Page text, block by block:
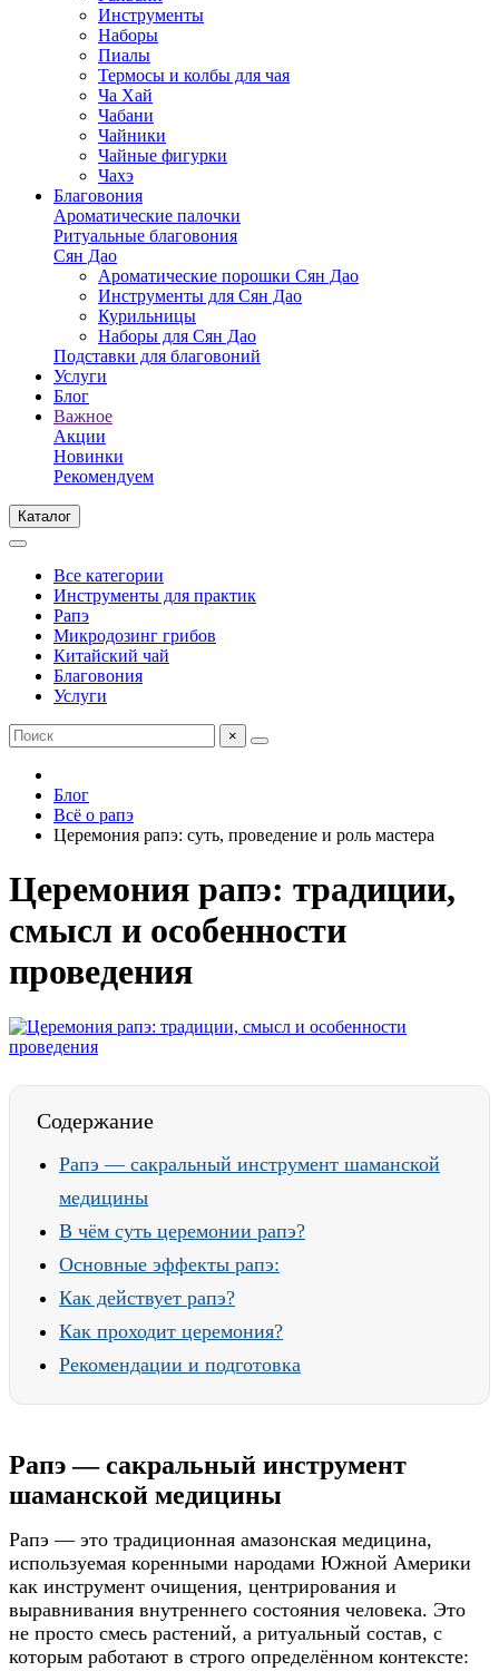
Инструменты
Наборы
Пиалы
Термосы и колбы для чая
Ча Хай
Чабани
Чайники
Чайные фигурки
Чахэ
Благовония
Ароматические палочки
Ритуальные благовония
Сян Дао
Ароматические порошки Сян Дао
Инструменты для Сян Дао
Курильницы
Наборы для Сян Дао
Подставки для благовоний
Услуги
Блог
Важное
Акции
Новинки
Рекомендуем
Каталог
Все категории
Инструменты для практик
Рапэ
Микродозинг грибов
Китайский чай
Благовония
Услуги
×
Блог
Всё о рапэ
Церемония рапэ: суть, проведение и роль мастера
Церемония рапэ: традиции,
смысл и особенности
проведения
Содержание
Рапэ — сакральный инструмент шаманской
медицины
В чём суть церемонии рапэ?
Основные эффекты рапэ:
Как действует рапэ?
Как проходит церемония?
Рекомендации и подготовка
Рапэ — сакральный инструмент
шаманской медицины
Рапэ — это традиционная амазонская медицина,
используемая коренными народами Южной Америки
как инструмент очищения, центрирования и
выравнивания внутреннего состояния человека. Это
не просто смесь растений, а ритуальный состав, с
которым работают в строго определённом контексте: